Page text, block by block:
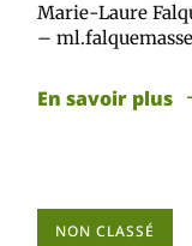
Marie-Laure
–
En savoir plus
NON CLASSÉ